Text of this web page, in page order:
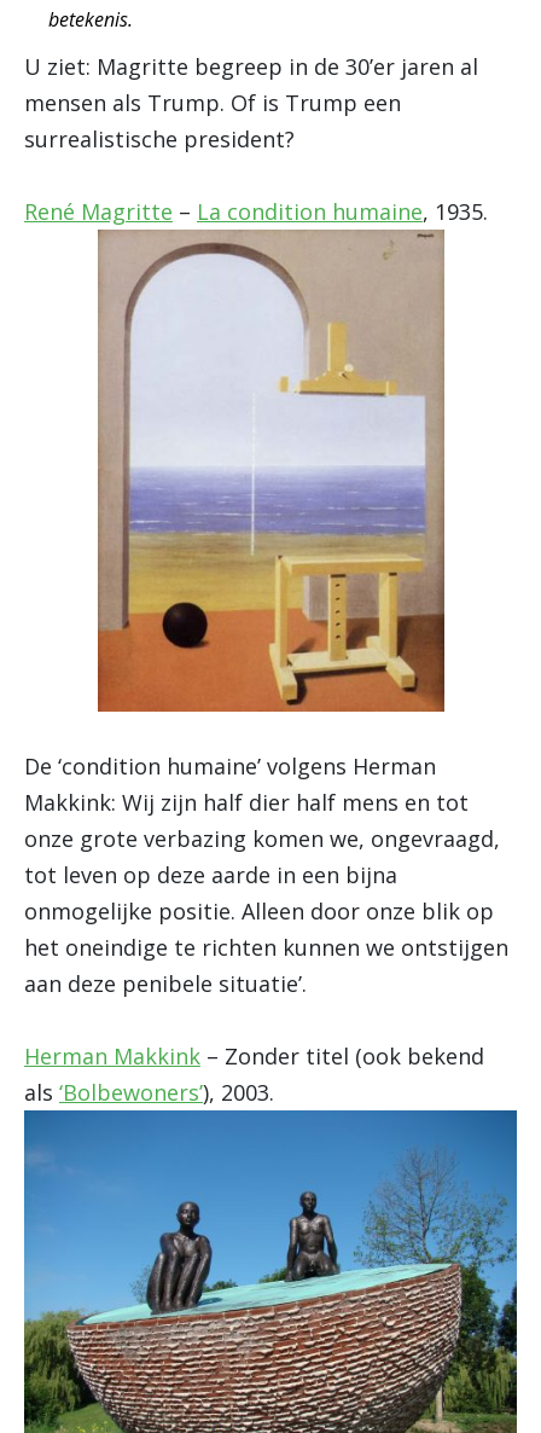
betekenis.
U ziet: Magritte begreep in de 30’er jaren al
mensen als Trump. Of is Trump een
surrealistische president?
René Magritte – La condition humaine, 1935.
De ‘condition humaine’ volgens Herman
Makkink: Wij zijn half dier half mens en tot
onze grote verbazing komen we, ongevraagd,
tot leven op deze aarde in een bijna
onmogelijke positie. Alleen door onze blik op
het oneindige te richten kunnen we ontstijgen
aan deze penibele situatie’.
Herman Makkink – Zonder titel (ook bekend
als ‘Bolbewoners’), 2003.